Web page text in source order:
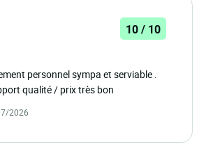
10 / 10
personnel sympa et serviable .
qualité / prix très bon
2026